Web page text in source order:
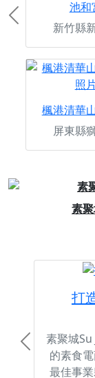
池和
新竹縣
楓港清華
屏東縣
Previous
素
Previous
打
素聚城
的素食
最佳事
Previous